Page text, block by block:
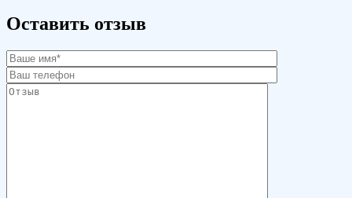
Оставить отзыв